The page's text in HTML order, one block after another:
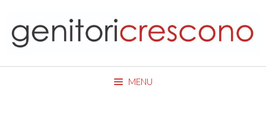
content
MENU